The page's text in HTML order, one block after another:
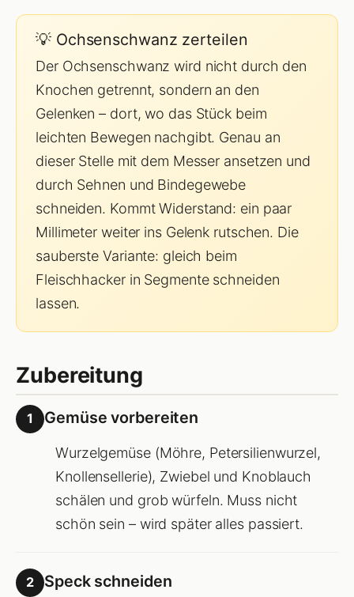
💡 Ochsenschwanz zerteilen
Der Ochsenschwanz wird nicht durch den
Knochen getrennt, sondern an den
Gelenken – dort, wo das Stück beim
leichten Bewegen nachgibt. Genau an
dieser Stelle mit dem Messer ansetzen und
durch Sehnen und Bindegewebe
schneiden. Kommt Widerstand: ein paar
Millimeter weiter ins Gelenk rutschen. Die
sauberste Variante: gleich beim
Fleischhacker in Segmente schneiden
lassen.
Zubereitung
1 Gemüse vorbereiten
Wurzelgemüse (Möhre, Petersilienwurzel,
Knollensellerie), Zwiebel und Knoblauch
schälen und grob würfeln. Muss nicht
schön sein – wird später alles passiert.
2 Speck schneiden